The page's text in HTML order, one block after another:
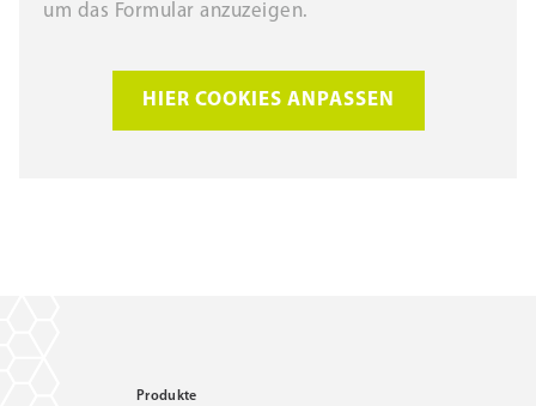
um das Formular anzuzeigen.
HIER COOKIES ANPASSEN
Produkte